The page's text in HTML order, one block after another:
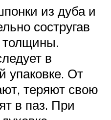
из дуба и
состругав
толщины.
в
упаковке. От
теряют свою
в паз. При